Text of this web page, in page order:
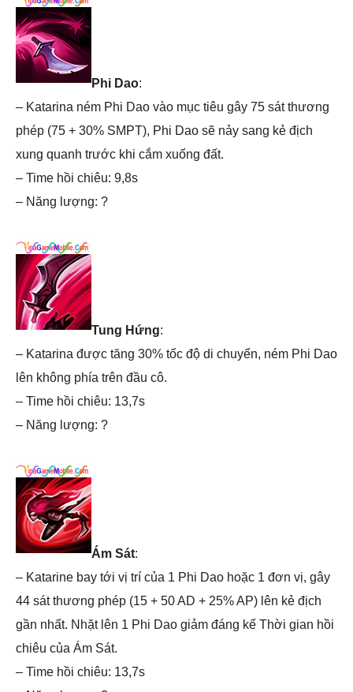
Phi Dao:
– Katarina ném Phi Dao vào mục tiêu gây 75 sát thương
phép (75 + 30% SMPT), Phi Dao sẽ nảy sang kẻ địch
xung quanh trước khi cắm xuống đất.
– Time hồi chiêu: 9,8s
– Năng lượng: ?
Tung Hứng:
– Katarina được tăng 30% tốc độ di chuyển, ném Phi Dao
lên không phía trên đầu cô.
– Time hồi chiêu: 13,7s
– Năng lượng: ?
Ám Sát:
– Katarine bay tới vị trí của 1 Phi Dao hoặc 1 đơn vị, gây
44 sát thương phép (15 + 50 AD + 25% AP) lên kẻ địch
gần nhất. Nhặt lên 1 Phi Dao giảm đáng kể Thời gian hồi
chiêu của Ám Sát.
– Time hồi chiêu: 13,7s